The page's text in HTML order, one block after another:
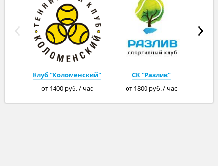
Клуб "Коломенский"
от 1400 руб. / час
СК "Разлив"
от 1800 руб. / час